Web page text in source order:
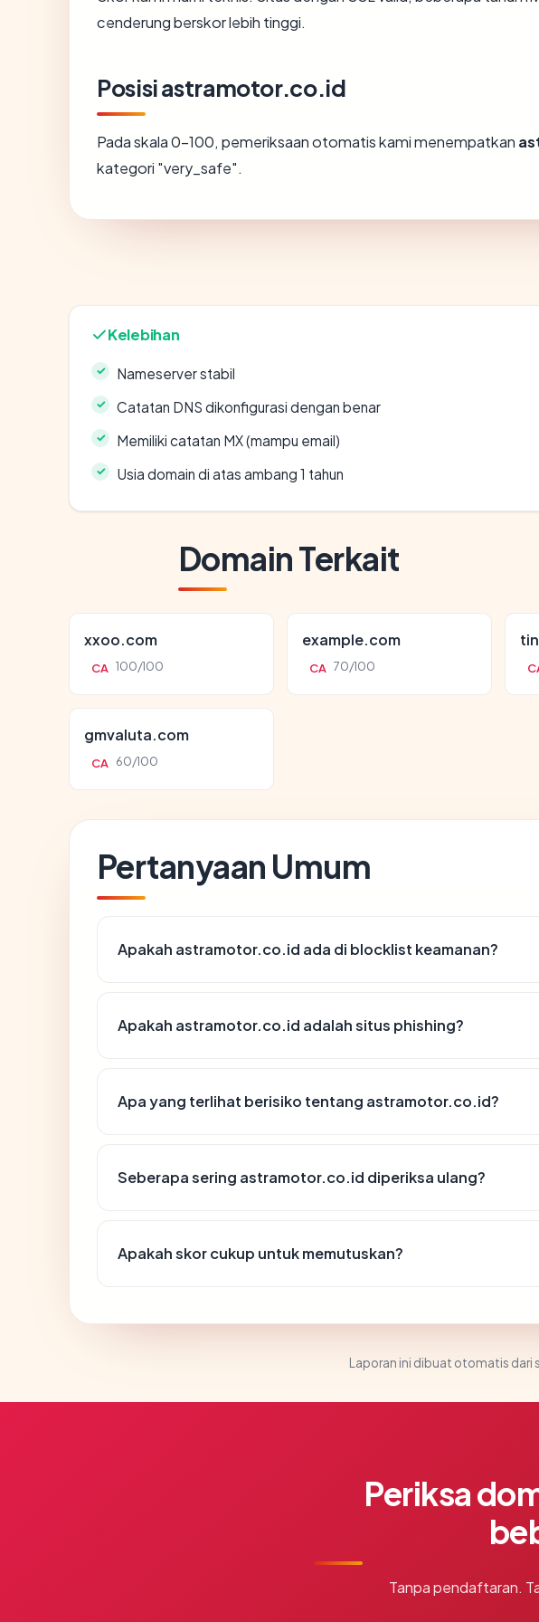
cenderung berskor lebih tinggi.
Posisi astramotor.co.id
Pada skala 0-100, pemeriksaan otomatis kami menempatkan
kategori "very_safe".
Kelebihan
Nameserver stabil
Catatan DNS dikonfigurasi dengan benar
Memiliki catatan MX (mampu email)
Usia domain di atas ambang 1 tahun
Domain Terkait
xxoo.com
CA 100/100
example.com
CA 70/100
gmvaluta.com
CA 60/100
Pertanyaan Umum
Apakah astramotor.co.id ada di blocklist keamanan?
Apakah astramotor.co.id adalah situs phishing?
Apa yang terlihat berisiko tentang astramotor.co.id?
Seberapa sering astramotor.co.id diperiksa ulang?
Apakah skor cukup untuk memutuskan?
Laporan ini dibuat otomatis dari
Periksa
Tanpa pendaftaran.